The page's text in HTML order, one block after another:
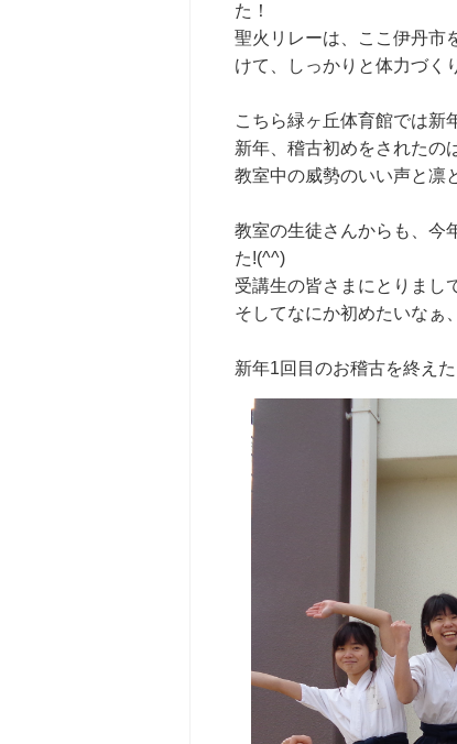
た！
聖火リレーは、ここ伊丹市
けて、しっかりと体力づく
こちら緑ヶ丘体育館では新
新年、稽古初めをされたの
教室中の威勢のいい声と凛
教室の生徒さんからも、今
た!(^^)
受講生の皆さまにとりまし
そしてなにか初めたいなぁ
新年1回目のお稽古を終え